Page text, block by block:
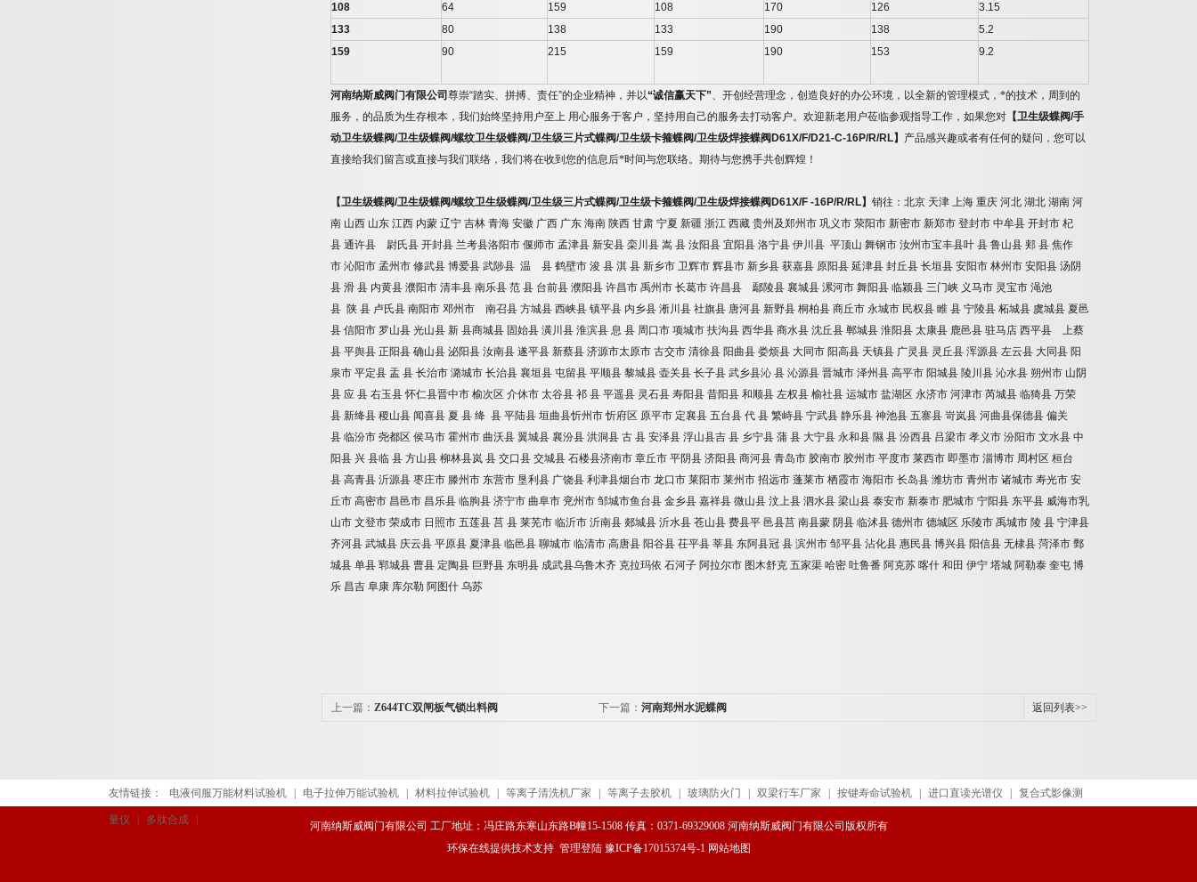
108
64 159 108 170 126
3.15
133
80 138 133 190 138
5.2
159
90 215 159 190 153 9.2
河南纳斯威阀门有限公司 尊崇“踏实、拼搏、责任”的企业精神，并以“诚信赢天下”、开创经营理念，创造良好的办公环境，以全新的管理模式，*的技术，周到的
服务，的品质为生存根本，我们始终坚持用户至上 用心服务于客户，坚持用自己的服务去打动客户。欢迎新老用户莅临参观指导工作，如果您对 【卫生级蝶阀/手
动卫生级蝶阀/卫生级蝶阀/螺纹卫生级蝶阀/卫生级三片式蝶阀/卫生级卡箍蝶阀/卫生级焊接蝶阀 D61X/F/D21-C-16P/R/RL】 产品感兴趣或者有任何的疑问，您可以
直接给我们留言或直接与我们联络，我们将在收到您的信息后*时间与您联络。期待与您携手共创辉煌！
【卫生级蝶阀/卫生级蝶阀/螺纹卫生级蝶阀/卫生级三片式蝶阀/卫生级卡箍蝶阀/卫生级焊接蝶阀 D61X/F -16P/R/RL】 销往：北京 天津 上海 重庆 河北 湖北 湖南 河
南 山西 山东 江西 内蒙 辽宁 吉林 青海 安徽 广西 广东 海南 陕西 甘肃 宁夏 新疆 浙江 西藏 贵州及郑州市 巩义市 荥阳市 新密市 新郑市 登封市 中牟县 开封市 杞
县 通许县 尉氏县 开封县 兰考县洛阳市 偃师市 孟津县 新安县 栾川县 嵩 县 汝阳县 宜阳县 洛宁县 伊川县 平顶山 舞钢市 汝州市宝丰县叶 县 鲁山县 郏 县 焦作
市 沁阳市 孟州市 修武县 博爱县 武陟县 温 县 鹤壁市 浚 县 淇 县 新乡市 卫辉市 辉县市 新乡县 获嘉县 原阳县 延津县 封丘县 长垣县 安阳市 林州市 安阳县 汤阴
县 滑 县 内黄县 濮阳市 清丰县 南乐县 范 县 台前县 濮阳县 许昌市 禹州市 长葛市 许昌县 鄢陵县 襄城县 漯河市 舞阳县 临颍县 三门峡 义马市 灵宝市 渑池
县 陕 县 卢氏县 南阳市 邓州市 南召县 方城县 西峡县 镇平县 内乡县 淅川县 社旗县 唐河县 新野县 桐柏县 商丘市 永城市 民权县 睢 县 宁陵县 柘城县 虞城县 夏邑
县 信阳市 罗山县 光山县 新 县商城县 固始县 潢川县 淮滨县 息 县 周口市 项城市 扶沟县 西华县 商水县 沈丘县 郸城县 淮阳县 太康县 鹿邑县 驻马店 西平县 上蔡
县 平舆县 正阳县 确山县 泌阳县 汝南县 遂平县 新蔡县 济源市太原市 古交市 清徐县 阳曲县 娄烦县 大同市 阳高县 天镇县 广灵县 灵丘县 浑源县 左云县 大同县 阳
泉市 平定县 盂 县 长治市 潞城市 长治县 襄垣县 屯留县 平顺县 黎城县 壶关县 长子县 武乡县沁 县 沁源县 晋城市 泽州县 高平市 阳城县 陵川县 沁水县 朔州市 山阴
县 应 县 右玉县 怀仁县晋中市 榆次区 介休市 太谷县 祁 县 平遥县 灵石县 寿阳县 昔阳县 和顺县 左权县 榆社县 运城市 盐湖区 永济市 河津市 芮城县 临猗县 万荣
县 新绛县 稷山县 闻喜县 夏 县 绛 县 平陆县 垣曲县忻州市 忻府区 原平市 定襄县 五台县 代 县 繁峙县 宁武县 静乐县 神池县 五寨县 岢岚县 河曲县保德县 偏关
县 临汾市 尧都区 侯马市 霍州市 曲沃县 翼城县 襄汾县 洪洞县 古 县 安泽县 浮山县吉 县 乡宁县 蒲 县 大宁县 永和县 隰 县 汾西县 吕梁市 孝义市 汾阳市 文水县 中
阳县 兴 县临 县 方山县 柳林县岚 县 交口县 交城县 石楼县济南市 章丘市 平阴县 济阳县 商河县 青岛市 胶南市 胶州市 平度市 莱西市 即墨市 淄博市 周村区 桓台
县 高青县 沂源县 枣庄市 滕州市 东营市 垦利县 广饶县 利津县烟台市 龙口市 莱阳市 莱州市 招远市 蓬莱市 栖霞市 海阳市 长岛县 潍坊市 青州市 诸城市 寿光市 安
丘市 高密市 昌邑市 昌乐县 临朐县 济宁市 曲阜市 兖州市 邹城市鱼台县 金乡县 嘉祥县 微山县 汶上县 泗水县 梁山县 泰安市 新泰市 肥城市 宁阳县 东平县 威海市乳
山市 文登市 荣成市 日照市 五莲县 莒 县 莱芜市 临沂市 沂南县 郯城县 沂水县 苍山县 费县平 邑县莒 南县蒙 阴县 临沭县 德州市 德城区 乐陵市 禹城市 陵 县 宁津县
齐河县 武城县 庆云县 平原县 夏津县 临邑县 聊城市 临清市 高唐县 阳谷县 茌平县 莘县 东阿县冠 县 滨州市 邹平县 沾化县 惠民县 博兴县 阳信县 无棣县 菏泽市 鄄
城县 单县 郓城县 曹县 定陶县 巨野县 东明县 成武县乌鲁木齐 克拉玛依 石河子 阿拉尔市 图木舒克 五家渠 哈密 吐鲁番 阿克苏 喀什 和田 伊宁 塔城 阿勒泰 奎屯 博
乐 昌吉 阜康 库尔勒 阿图什 乌苏
上一篇： Z644TC双闸板气锁出料阀 下一篇： 河南郑州水泥蝶阀 返回列表>>
友情链接： 电液伺服万能材料试验机 电子拉伸万能试验机 材料拉伸试验机 等离子清洗机厂家 等离子去胶机 玻璃防火门 双梁行车厂家 按键寿命试验机 进口直读光谱仪 复合式影像测
量仪 多肽合成
河南纳斯威阀门有限公司 工厂地址：冯庄路东寒山东路B幢15-1508 传真：0371-69329008 河南纳斯威阀门有限公司版权所有
环保在线提供技术支持 管理登陆 豫ICP备17015374号-1 网站地图